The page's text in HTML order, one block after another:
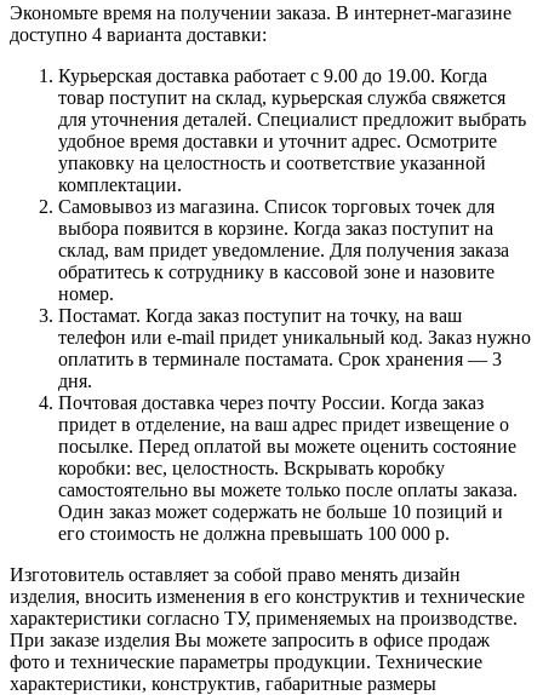
Экономьте время на получении заказа. В интернет-магазине
доступно 4 варианта доставки:
Курьерская доставка работает с 9.00 до 19.00. Когда
товар поступит на склад, курьерская служба свяжется
для уточнения деталей. Специалист предложит выбрать
удобное время доставки и уточнит адрес. Осмотрите
упаковку на целостность и соответствие указанной
комплектации.
Самовывоз из магазина. Список торговых точек для
выбора появится в корзине. Когда заказ поступит на
склад, вам придет уведомление. Для получения заказа
обратитесь к сотруднику в кассовой зоне и назовите
номер.
Постамат. Когда заказ поступит на точку, на ваш
телефон или e-mail придет уникальный код. Заказ нужно
оплатить в терминале постамата. Срок хранения — 3
дня.
Почтовая доставка через почту России. Когда заказ
придет в отделение, на ваш адрес придет извещение о
посылке. Перед оплатой вы можете оценить состояние
коробки: вес, целостность. Вскрывать коробку
самостоятельно вы можете только после оплаты заказа.
Один заказ может содержать не больше 10 позиций и
его стоимость не должна превышать 100 000 р.
Изготовитель оставляет за собой право менять дизайн
изделия, вносить изменения в его конструктив и технические
характеристики согласно ТУ, применяемых на производстве.
При заказе изделия Вы можете запросить в офисе продаж
фото и технические параметры продукции. Технические
характеристики, конструктив, габаритные размеры